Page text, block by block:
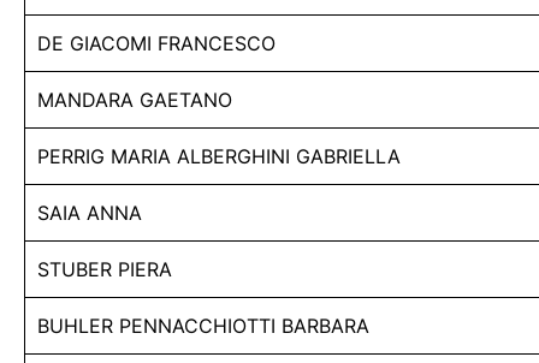
DE GIACOMI FRANCESCO
MANDARA GAETANO
PERRIG MARIA ALBERGHINI GABRIELLA
SAIA ANNA
STUBER PIERA
BUHLER PENNACCHIOTTI BARBARA